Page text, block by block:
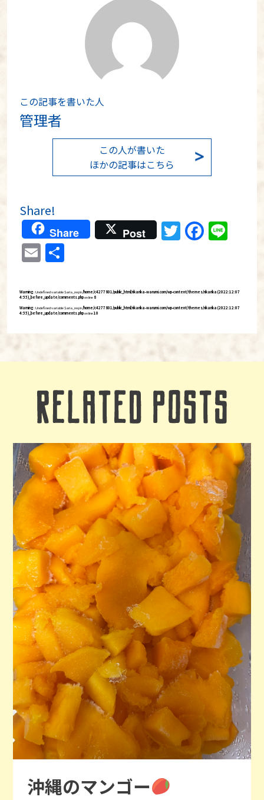
この記事を書いた人
管理者
この人が書いた
ほかの記事はこちら
Share!
Share Post Twitter
Email
Warning: Undefined variable $aria_req in/home/c4277801/public_html/rikarika-warumi.com/wp-content/themes/rikarika (2022:12:07
4:55)_before_update/comments.phpon line 8
Warning: Undefined variable $aria_req in/home/c4277801/public_html/rikarika-warumi.com/wp-content/themes/rikarika (2022:12:07
4:55)_before_update/comments.phpon line10
沖縄のマンゴー